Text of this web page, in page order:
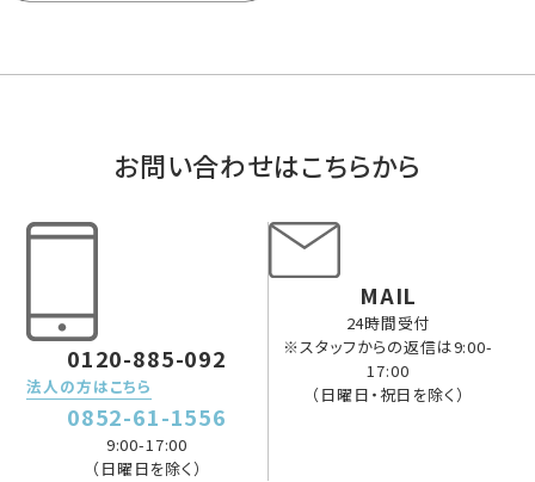
お問い合わせはこちらから
0120-885-092
法人の方はこちら
0852-61-1556
9:00-17:00
（日曜日を除く）
MAIL
24時間受付
※スタッフからの返信は9:00-
17:00
（日曜日・祝日を除く）